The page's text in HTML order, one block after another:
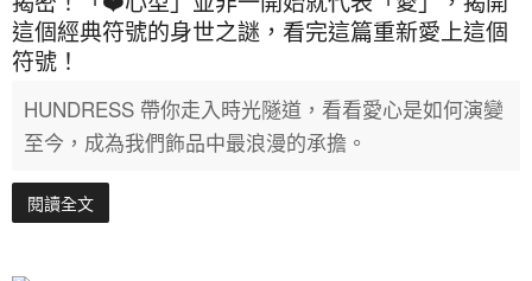
這個經典符號的身世之謎，看完這篇重新愛上這個
符號！
HUNDRESS 帶你走入時光隧道，看看愛心是如何演變
至今，成為我們飾品中最浪漫的承擔。
閱讀全文